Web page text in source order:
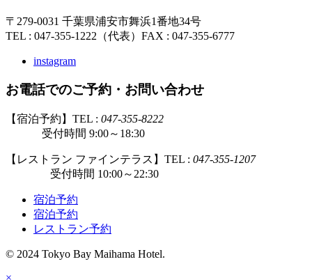
〒279-0031 千葉県浦安市舞浜1番地34号
TEL : 047-355-1222（代表） FAX : 047-355-6777
instagram
お電話でのご予約・お問い合わせ
【宿泊予約】TEL : 047-355-8222
受付時間 9:00～18:30
【レストラン ファインテラス】TEL : 047-355-1207
受付時間 10:00～22:30
宿泊予約
宿泊予約
レストラン予約
© 2024 Tokyo Bay Maihama Hotel.
×